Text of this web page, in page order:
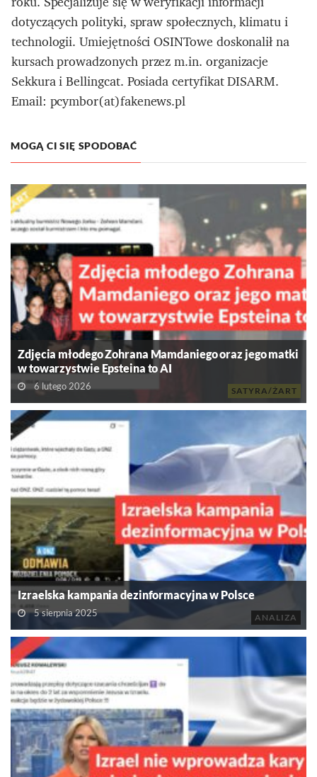
dotyczących polityki, spraw społecznych, klimatu i
technologii. Umiejętności OSINTowe doskonalił na
kursach prowadzonych przez m.in. organizacje
Sekkura i Bellingcat. Posiada certyfikat DISARM.
Email: pcymbor(at)fakenews.pl
MOGĄ CI SIĘ SPODOBAĆ
SATYRA/ŻART
Zdjęcia młodego Zohrana Mamdaniego oraz jego matki
w towarzystwie Epsteina to AI
6 lutego 2026
ANALIZA
Izraelska kampania dezinformacyjna w Polsce
5 sierpnia 2025